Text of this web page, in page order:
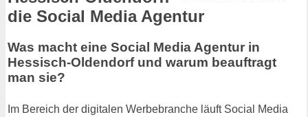
die Social Media Agentur
Was macht eine Social Media Agentur in
Hessisch-Oldendorf und warum beauftragt
man sie?
Im Bereich der digitalen Werbebranche läuft Social Media